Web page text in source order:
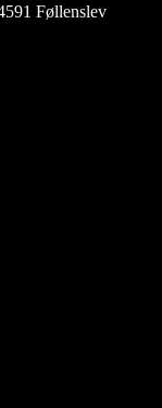
Føllenslev